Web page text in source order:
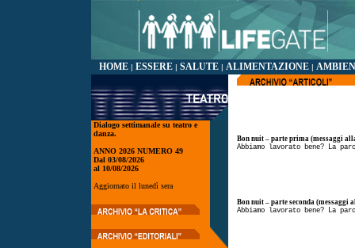
HOME | ESSERE | SALUTE | ALIMENTAZIONE |
Dialogo settimanale su teatro e
danza.
ANNO 2026 NUMERO 49
Dal 03/08/2026
al 10/08/2026
Aggiornato il lunedì sera
Bon nuit – parte prima (messaggi
Abbiamo lavorato bene? La
Bon nuit – parte seconda (messaggi
Abbiamo lavorato bene? La